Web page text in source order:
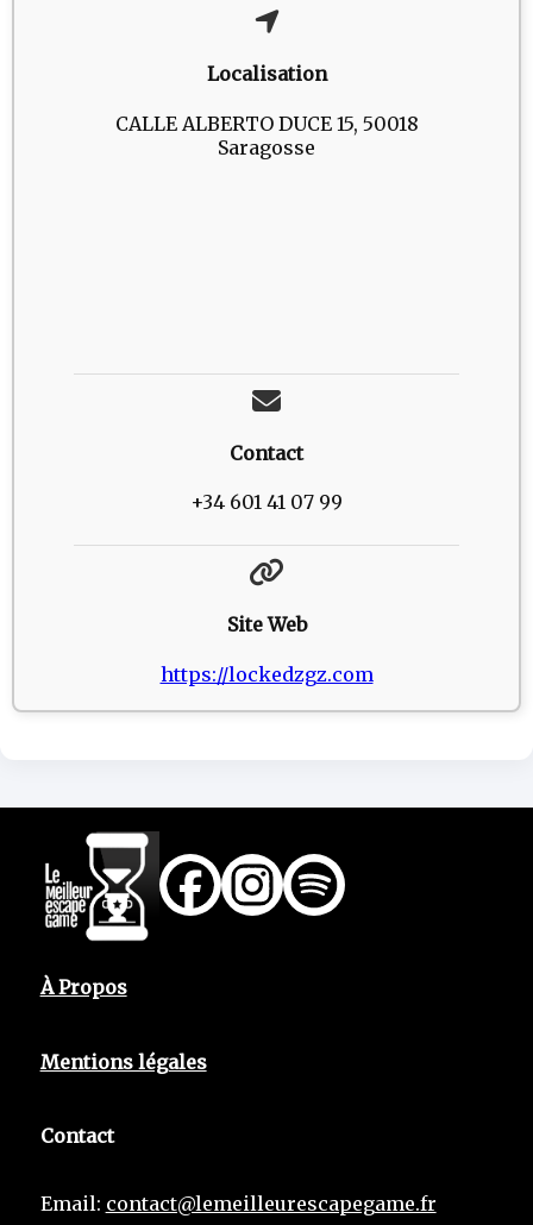
Localisation
CALLE ALBERTO DUCE 15, 50018
Saragosse
Contact
+34 601 41 07 99
Site Web
https://lockedzgz.com
À Propos
Mentions légales
Contact
Email: contact@lemeilleurescapegame.fr